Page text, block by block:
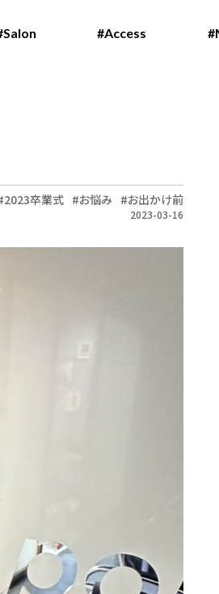
#Access
#Access
2023卒業式 お悩み お出かけ前
2023-03-16